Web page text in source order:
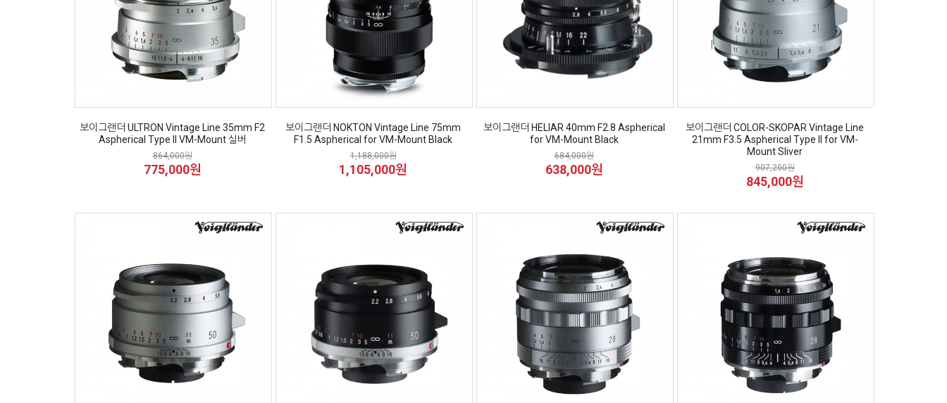
보이그랜더 ULTRON Vintage Line 35mm F2
Aspherical Type II VM-Mount 실버
864,000원
775,000원
보이그랜더 NOKTON Vintage Line 75mm
F1.5 Aspherical for VM-Mount Black
1,188,000원
1,105,000원
보이그랜더 HELIAR 40mm F2.8 Aspherical
for VM-Mount Black
684,000원
638,000원
보이그랜더 COLOR-SKOPAR Vintage Line
21mm F3.5 Aspherical Type II for VM-
Mount Sliver
907,200원
845,000원